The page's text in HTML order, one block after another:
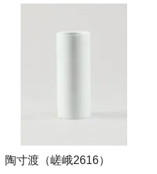
陶寸渡（嵯峨2616）